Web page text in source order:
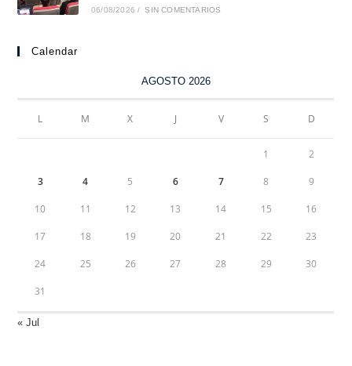
06/08/2026 / SIN COMENTARIOS
Calendar
AGOSTO 2026
L M X J V S D
1 2
3 4 5 6 7 8 9
10 11 12 13 14 15 16
17 18 19 20 21 22 23
24 25 26 27 28 29 30
31
« Jul